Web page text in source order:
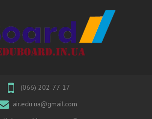
(066) 202-77-17
air.edu.ua@gmail.com